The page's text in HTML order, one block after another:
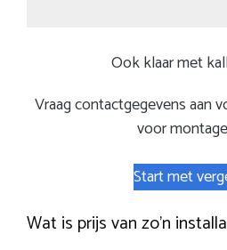
Ook klaar met
Vraag contactgegevens aan
voor
Start met
Wat is prijs van zo’n